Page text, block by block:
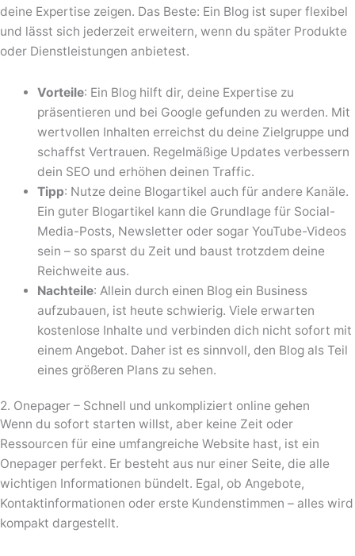
deine Expertise zeigen. Das Beste: Ein Blog ist super flexibel
und lässt sich jederzeit erweitern, wenn du später Produkte
oder Dienstleistungen anbietest.
Vorteile: Ein Blog hilft dir, deine Expertise zu
präsentieren und bei Google gefunden zu werden. Mit
wertvollen Inhalten erreichst du deine Zielgruppe und
schaffst Vertrauen. Regelmäßige Updates verbessern
dein SEO und erhöhen deinen Traffic.
Tipp: Nutze deine Blogartikel auch für andere Kanäle.
Ein guter Blogartikel kann die Grundlage für Social-
Media-Posts, Newsletter oder sogar YouTube-Videos
sein – so sparst du Zeit und baust trotzdem deine
Reichweite aus.
Nachteile: Allein durch einen Blog ein Business
aufzubauen, ist heute schwierig. Viele erwarten
kostenlose Inhalte und verbinden dich nicht sofort mit
einem Angebot. Daher ist es sinnvoll, den Blog als Teil
eines größeren Plans zu sehen.
2. Onepager – Schnell und unkompliziert online gehen
Wenn du sofort starten willst, aber keine Zeit oder
Ressourcen für eine umfangreiche Website hast, ist ein
Onepager perfekt. Er besteht aus nur einer Seite, die alle
wichtigen Informationen bündelt. Egal, ob Angebote,
Kontaktinformationen oder erste Kundenstimmen – alles wird
kompakt dargestellt.